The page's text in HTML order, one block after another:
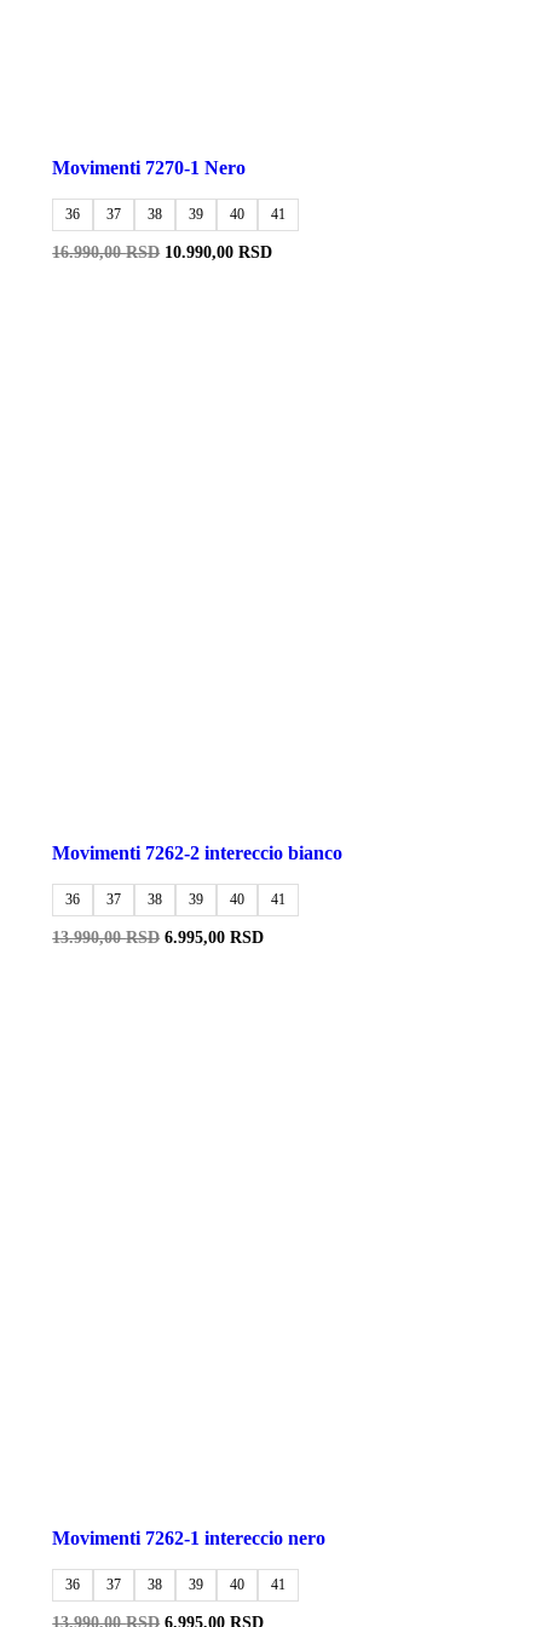
Movimenti 7270-1 Nero
36 37 38 39 40 41
16.990,00RSD Originalna
10.990,00RSDTrenutna
Movimenti 7262-2 intereccio bianco
36 37 38 39 40 41
13.990,00RSD Originalna
6.995,00RSDTrenutna
Movimenti 7262-1 intereccio nero
36 37 38 39 40 41
13.990,00RSD Originalna
6.995,00RSDTrenutna